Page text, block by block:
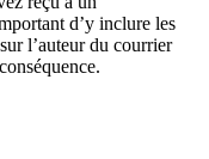
d’y inclure les
l’auteur du courrier